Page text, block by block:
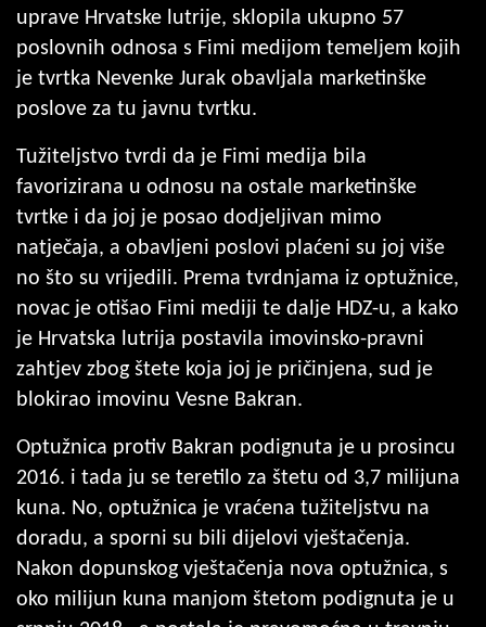
uprave Hrvatske lutrije, sklopila ukupno 57
poslovnih odnosa s Fimi medijom temeljem kojih
je tvrtka Nevenke Jurak obavljala marketinške
poslove za tu javnu tvrtku.
Tužiteljstvo tvrdi da je Fimi medija bila
favorizirana u odnosu na ostale marketinške
tvrtke i da joj je posao dodjeljivan mimo
natječaja, a obavljeni poslovi plaćeni su joj više
no što su vrijedili. Prema tvrdnjama iz optužnice,
novac je otišao Fimi mediji te dalje HDZ-u, a kako
je Hrvatska lutrija postavila imovinsko-pravni
zahtjev zbog štete koja joj je pričinjena, sud je
blokirao imovinu Vesne Bakran.
Optužnica protiv Bakran podignuta je u prosincu
2016. i tada ju se teretilo za štetu od 3,7 milijuna
kuna. No, optužnica je vraćena tužiteljstvu na
doradu, a sporni su bili dijelovi vještačenja.
Nakon dopunskog vještačenja nova optužnica, s
oko milijun kuna manjom štetom podignuta je u